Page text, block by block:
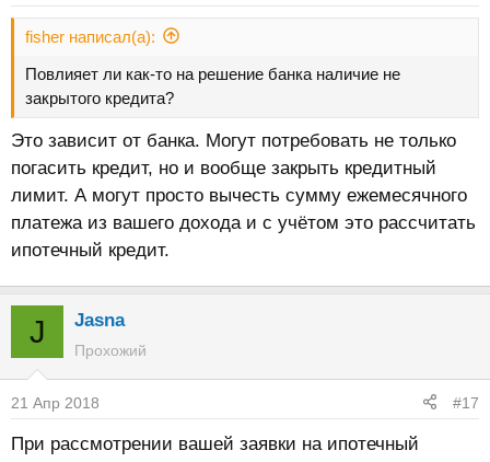
fisher написал(а):
Повлияет ли как-то на решение банка наличие не
закрытого кредита?
Это зависит от банка. Могут потребовать не только
погасить кредит, но и вообще закрыть кредитный
лимит. А могут просто вычесть сумму ежемесячного
платежа из вашего дохода и с учётом это рассчитать
ипотечный кредит.
J Jasna
Прохожий
21 Апр 2018 #17
При рассмотрении вашей заявки на ипотечный